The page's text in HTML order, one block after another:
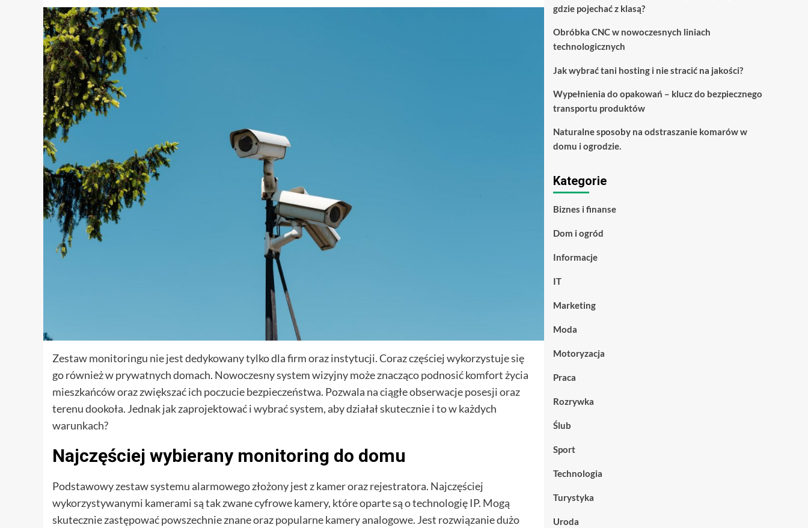
Zestaw monitoringu nie jest dedykowany tylko dla firm oraz instytucji. Coraz częściej wykorzystuje się
go również w prywatnych domach. Nowoczesny system wizyjny może znacząco podnosić komfort życia
mieszkańców oraz zwiększać ich poczucie bezpieczeństwa. Pozwala na ciągłe obserwacje posesji oraz
terenu dookoła. Jednak jak zaprojektować i wybrać system, aby działał skutecznie i to w każdych
warunkach?
Najczęściej wybierany monitoring do domu
Podstawowy zestaw systemu alarmowego złożony jest z kamer oraz rejestratora. Najczęściej
wykorzystywanymi kamerami są tak zwane cyfrowe kamery, które oparte są o technologię IP. Mogą
skutecznie zastępować powszechnie znane oraz popularne kamery analogowe. Jest rozwiązanie dużo
gdzie pojechać z klasą?
Obróbka CNC w nowoczesnych liniach
technologicznych
Jak wybrać tani hosting i nie stracić na jakości?
Wypełnienia do opakowań – klucz do bezpiecznego
transportu produktów
Naturalne sposoby na odstraszanie komarów w
domu i ogrodzie.
Kategorie
Biznes i finanse
Dom i ogród
Informacje
IT
Marketing
Moda
Motoryzacja
Praca
Rozrywka
Ślub
Sport
Technologia
Turystyka
Uroda